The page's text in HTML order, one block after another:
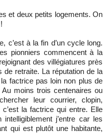
et deux petits logements. On
c’est à la fin d’un cycle long.
pionniers commencent à la
des villégiatures près
retraite. La réputation de la
factrice pas loin non plus de
moins trois centenaires ou
leur courrier, clopin,
la factrice qui entre. Elle
j’entre car les
qui est plutôt une habitante,